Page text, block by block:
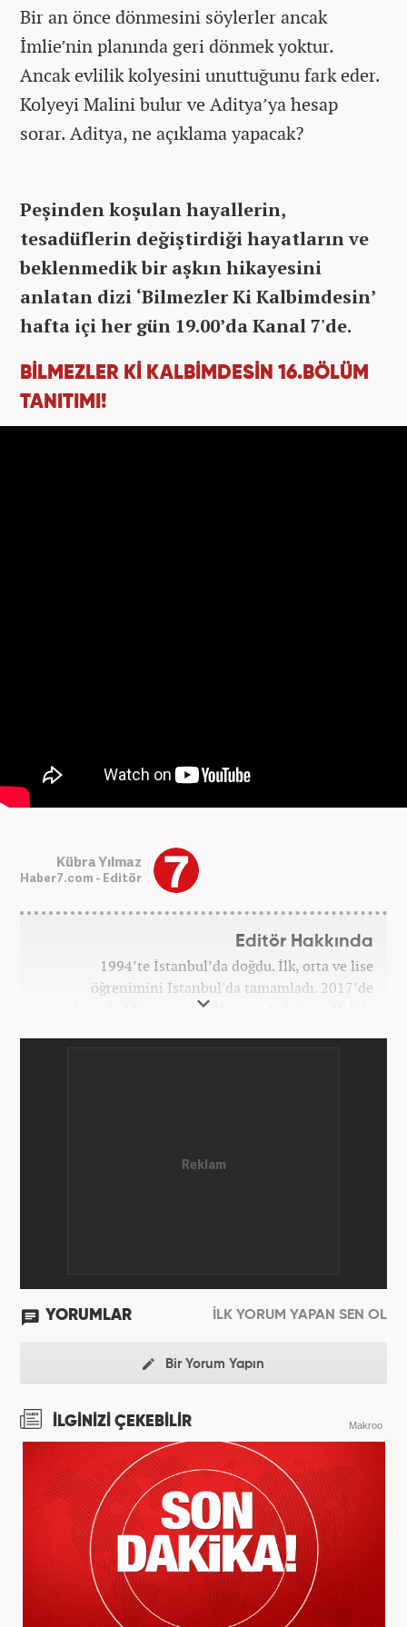
Bir an önce dönmesini söylerler ancak
İmlie’nin planında geri dönmek yoktur.
Ancak evlilik kolyesini unuttuğunu fark eder.
Kolyeyi Malini bulur ve Aditya’ya hesap
sorar. Aditya, ne açıklama yapacak?
Peşinden koşulan hayallerin,
tesadüflerin değiştirdiği hayatların ve
beklenmedik bir aşkın hikayesini
anlatan dizi ‘Bilmezler Ki Kalbimdesin’
hafta içi her gün 19.00’da Kanal 7'de.
BİLMEZLER Kİ KALBİMDESİN 16.BÖLÜM
TANITIMI!
Kübra Yılmaz
Haber7.com - Editör
Editör Hakkında
1994’te İstanbul’da doğdu. İlk, orta ve lise
öğrenimini İstanbul'da tamamladı. 2017’de
İstanbul Üniversitesi İletişim Fakültesi Halkla
YORUMLAR İLK YORUM YAPAN SEN OL
Bir Yorum Yapın
İLGİNİZİ ÇEKEBİLİR Makroo